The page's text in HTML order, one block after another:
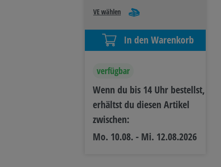
VE wählen
In den Warenkorb
verfügbar
Wenn du bis 14 Uhr bestellst,
erhältst du diesen Artikel
zwischen:
Mo. 10.08. - Mi. 12.08.2026